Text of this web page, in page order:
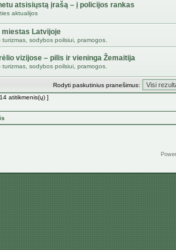
atsisiųstą įrašą – į policijos rankas
aktualijos
miestas Latvijoje
turizmas, sodybos poilsiui, pramogos.
vizijose – pilis ir vieninga Žemaitija
turizmas, sodybos poilsiui, pramogos.
Rodyti paskutinius pranešimus:
atitikmenis(ų) ]